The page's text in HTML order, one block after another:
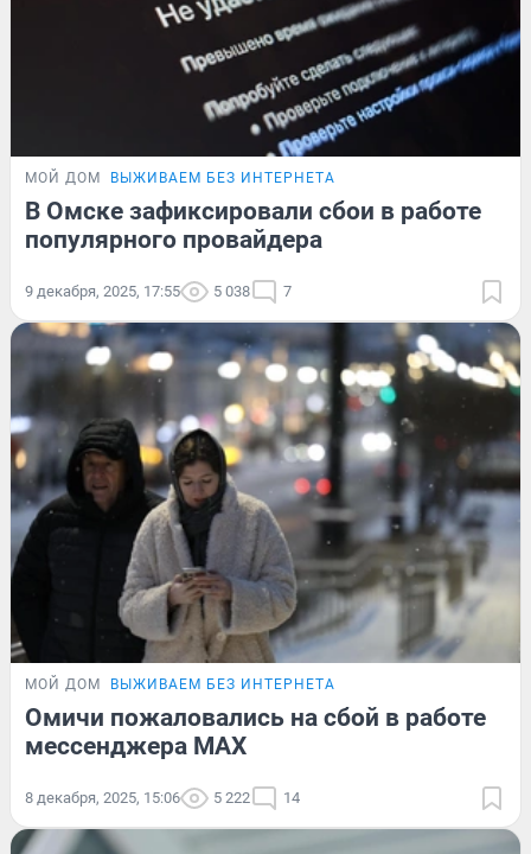
МОЙ ДОМ ВЫЖИВАЕМ БЕЗ ИНТЕРНЕТА
В Омске зафиксировали сбои в работе
популярного провайдера
9 декабря, 2025, 17:55 5 038 7
МОЙ ДОМ ВЫЖИВАЕМ БЕЗ ИНТЕРНЕТА
Омичи пожаловались на сбой в работе
мессенджера MAX
8 декабря, 2025, 15:06 5 222 14